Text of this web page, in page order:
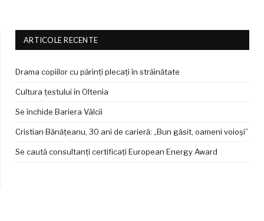
ARTICOLE RECENTE
Drama copiilor cu părinți plecați în străinătate
Cultura țestului în Oltenia
Se închide Bariera Vâlcii
Cristian Bănățeanu, 30 ani de carieră: „Bun găsit, oameni voioși”
Se caută consultanți certificați European Energy Award